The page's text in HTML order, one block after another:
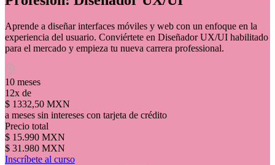
Aprende a diseñar interfaces móviles y web con un enfoque en la
experiencia del usuario. Conviértete en Diseñador UX/UI habilitado
para el mercado y empieza tu nueva carrera professional.
10 meses
12x de
$ 1332,50 MXN
a meses sin intereses con tarjeta de crédito
Precio total
$ 15.990 MXN
$ 31.980 MXN
Inscríbete al curso